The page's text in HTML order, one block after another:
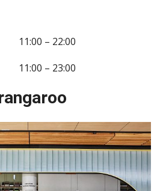
11:00 – 22:00
– 23:00